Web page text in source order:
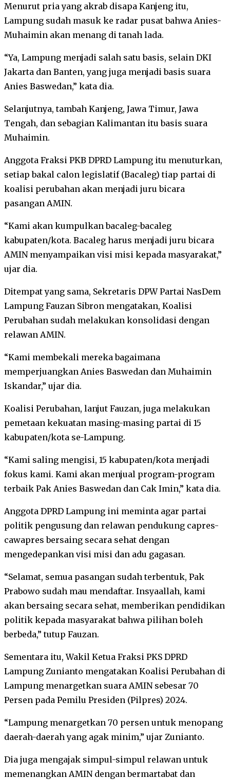
Menurut pria yang akrab disapa Kanjeng itu,
Lampung sudah masuk ke radar pusat bahwa Anies-
Muhaimin akan menang di tanah lada.
“Ya, Lampung menjadi salah satu basis, selain DKI
Jakarta dan Banten, yang juga menjadi basis suara
Anies Baswedan,” kata dia.
Selanjutnya, tambah Kanjeng, Jawa Timur, Jawa
Tengah, dan sebagian Kalimantan itu basis suara
Muhaimin.
Anggota Fraksi PKB DPRD Lampung itu menuturkan,
setiap bakal calon legislatif (Bacaleg) tiap partai di
koalisi perubahan akan menjadi juru bicara
pasangan AMIN.
“Kami akan kumpulkan bacaleg-bacaleg
kabupaten/kota. Bacaleg harus menjadi juru bicara
AMIN menyampaikan visi misi kepada masyarakat,”
ujar dia.
Ditempat yang sama, Sekretaris DPW Partai NasDem
Lampung Fauzan Sibron mengatakan, Koalisi
Perubahan sudah melakukan konsolidasi dengan
relawan AMIN.
“Kami membekali mereka bagaimana
memperjuangkan Anies Baswedan dan Muhaimin
Iskandar,” ujar dia.
Koalisi Perubahan, lanjut Fauzan, juga melakukan
pemetaan kekuatan masing-masing partai di 15
kabupaten/kota se-Lampung.
“Kami saling mengisi, 15 kabupaten/kota menjadi
fokus kami. Kami akan menjual program-program
terbaik Pak Anies Baswedan dan Cak Imin,” kata dia.
Anggota DPRD Lampung ini meminta agar partai
politik pengusung dan relawan pendukung capres-
cawapres bersaing secara sehat dengan
mengedepankan visi misi dan adu gagasan.
“Selamat, semua pasangan sudah terbentuk, Pak
Prabowo sudah mau mendaftar. Insyaallah, kami
akan bersaing secara sehat, memberikan pendidikan
politik kepada masyarakat bahwa pilihan boleh
berbeda,” tutup Fauzan.
Sementara itu, Wakil Ketua Fraksi PKS DPRD
Lampung Zunianto mengatakan Koalisi Perubahan di
Lampung menargetkan suara AMIN sebesar 70
Persen pada Pemilu Presiden (Pilpres) 2024.
“Lampung menargetkan 70 persen untuk menopang
daerah-daerah yang agak minim,” ujar Zunianto.
Dia juga mengajak simpul-simpul relawan untuk
memenangkan AMIN dengan bermartabat dan